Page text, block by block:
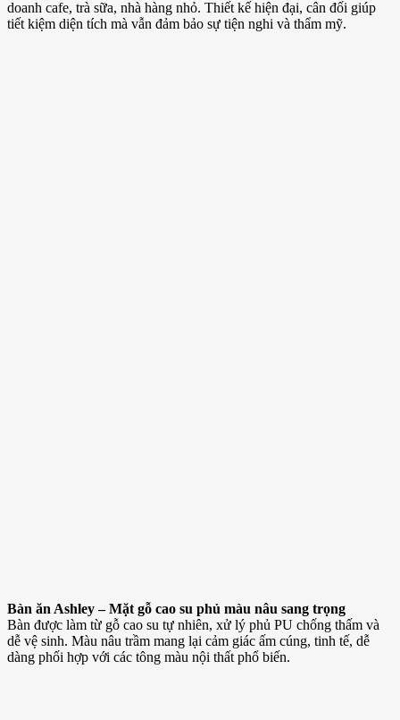
doanh cafe, trà sữa, nhà hàng nhỏ. Thiết kế hiện đại, cân đối giúp
tiết kiệm diện tích mà vẫn đảm bảo sự tiện nghi và thẩm mỹ.
Bàn ăn Ashley – Mặt gỗ cao su phủ màu nâu sang trọng
Bàn được làm từ gỗ cao su tự nhiên, xử lý phủ PU chống thấm và
dễ vệ sinh. Màu nâu trầm mang lại cảm giác ấm cúng, tinh tế, dễ
dàng phối hợp với các tông màu nội thất phổ biến.